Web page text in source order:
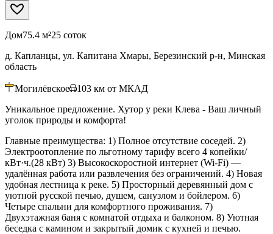
Дом75.4 м²25 соток
д. Капланцы, ул. Капитана Хмары, Березинский р-н, Минская
область
Могилёвское 103 км от МКАД
Уникальное предложение. Хутор у реки Клева - Ваш личный
уголок природы и комфорта!
Главные преимущества: 1) Полное отсутствие соседей. 2)
Электроотопление по льготному тарифу всего 4 копейки/
кВт·ч.(28 кВт) 3) Высокоскоростной интернет (Wi-Fi) —
удалённая работа или развлечения без ограничений. 4) Новая
удобная лестница к реке. 5) Просторный деревянный дом с
уютной русской печью, душем, санузлом и бойлером. 6)
Четыре спальни для комфортного проживания. 7)
Двухэтажная баня с комнатой отдыха и балконом. 8) Уютная
беседка с камином и закрытый домик с кухней и печью.